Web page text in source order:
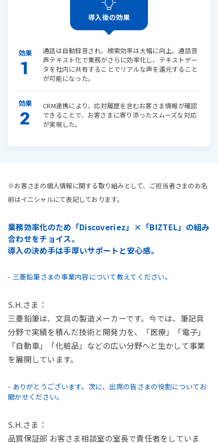
導入後の効果
効果
1
通話は自動録音され、検索効率は大幅に向上。通話音
声テキスト化で業務がさらに効率化し、テキストデー
タを社内に共有することでリアルな声を還元すること
が可能になった。
効果
2
CRM連携により、応対履歴を含むお客さま情報が確認
できることで、お客さまに寄り添ったスムーズな対応
が実現した。
※お客さまの個人情報に関する取り組みとして、ご担当者さまのお名
前はイニシャルにて表記しております。
業務効率化のため「Discoveriez」×「BIZTEL」の組み
合わせをチョイス。
導入の決め手は手厚いサポートと安心感。
- 三菱鉛筆さまの事業内容について教えてください。
S.H.さま：
三菱鉛筆は、文具の製造メーカーです。今では、筆記具
分野で実績を積んだ技術と開発力を、「医療」「電子」
「自動車」「化粧品」などの広い分野へと生かして事業
を展開しています。
- ありがとうございます。次に、出席の皆さまの役割についてお
聞かせください。
S.H.さま：
品質保証部 お客さま相談室の室長で責任者をしていま